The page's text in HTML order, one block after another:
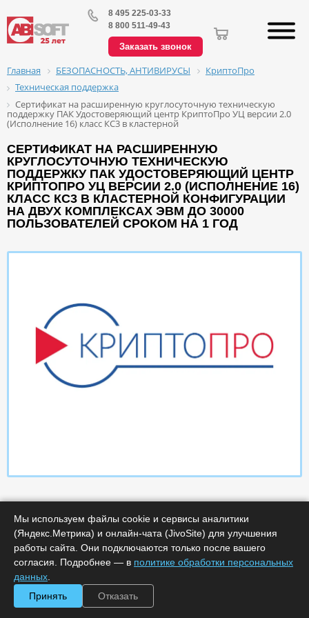
8 495 225-03-33
8 800 511-49-43
Заказать звонок
Главная БЕЗОПАСНОСТЬ, АНТИВИРУСЫ
КриптоПро
Техническая поддержка
Сертификат на расширенную круглосуточную техническую
поддержку ПАК Удостоверяющий центр КриптоПро УЦ версии 2.0
(Исполнение 16) класс КС3 в кластерной
СЕРТИФИКАТ НА РАСШИРЕННУЮ
КРУГЛОСУТОЧНУЮ ТЕХНИЧЕСКУЮ
ПОДДЕРЖКУ ПАК УДОСТОВЕРЯЮЩИЙ ЦЕНТР
КРИПТОПРО УЦ ВЕРСИИ 2.0 (ИСПОЛНЕНИЕ 16)
КЛАСС КС3 В КЛАСТЕРНОЙ КОНФИГУРАЦИИ
НА ДВУХ КОМПЛЕКСАХ ЭВМ ДО 30000
ПОЛЬЗОВАТЕЛЕЙ СРОКОМ НА 1 ГОД
Характеристики
Минимальное количество лицензий :
Мы используем файлы cookie и сервисы аналитики
(Яндекс.Метрика) и онлайн-чата (JivoSite) для улучшения
работы сайта. Они подключаются только после вашего
согласия. Подробнее — в политике обработки персональных
данных
Принять
Отказать